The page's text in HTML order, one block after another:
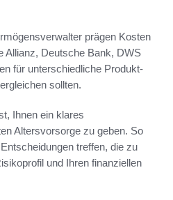
prägen Kosten
Allianz, Deutsche Bank, DWS
für unterschiedliche Produkt-
sollten.
Ihnen ein klares
Altersvorsorge zu geben. So
treffen, die zu
und Ihren finanziellen